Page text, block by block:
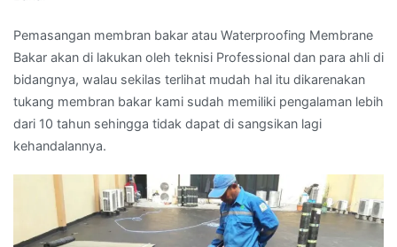
Pemasangan membran bakar atau Waterproofing Membrane
Bakar akan di lakukan oleh teknisi Professional dan para ahli di
bidangnya, walau sekilas terlihat mudah hal itu dikarenakan
tukang membran bakar kami sudah memiliki pengalaman lebih
dari 10 tahun sehingga tidak dapat di sangsikan lagi
kehandalannya.